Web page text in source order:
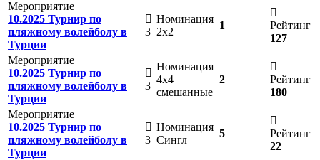
Мероприятие
10.2025 Турнир по
пляжному волейболу в
Турции
3
Номинация
2х2
1
Рейтинг
127
Мероприятие
10.2025 Турнир по
пляжному волейболу в
Турции
3
Номинация
4х4
смешанные
2
Рейтинг
180
Мероприятие
10.2025 Турнир по
пляжному волейболу в
Турции
3
Номинация
Сингл
5
Рейтинг
22